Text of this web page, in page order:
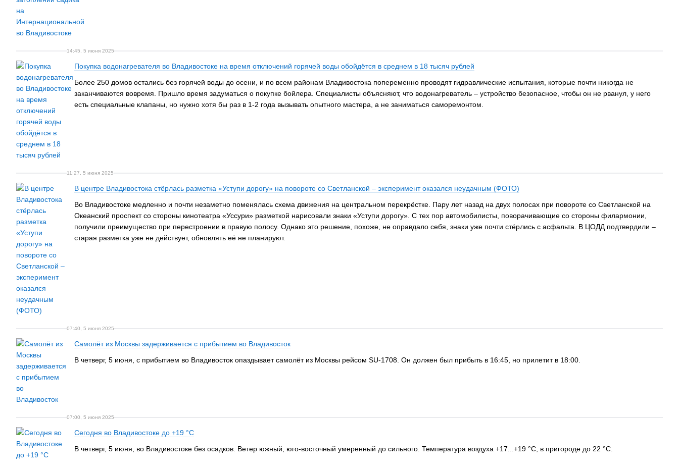
14:45, 5 июня 2025
Покупка водонагревателя во Владивостоке на время отключений горячей воды обойдётся в среднем в 18 тысяч рублей
Более 250 домов остались без горячей воды до осени, и по всем районам Владивостока попеременно проводят гидравлические испытания, которые почти никогда не
заканчиваются вовремя. Пришло время задуматься о покупке бойлера. Специалисты объясняют, что водонагреватель – устройство безопасное, чтобы он не рванул, у него
есть специальные клапаны, но нужно хотя бы раз в 1-2 года вызывать опытного мастера, а не заниматься саморемонтом.
11:27, 5 июня 2025
В центре Владивостока стёрлась разметка «Уступи дорогу» на повороте со Светланской – эксперимент оказался неудачным (ФОТО)
Во Владивостоке медленно и почти незаметно поменялась схема движения на центральном перекрёстке. Пару лет назад на двух полосах при повороте со Светланской на
Океанский проспект со стороны кинотеатра «Уссури» разметкой нарисовали знаки «Уступи дорогу». С тех пор автомобилисты, поворачивающие со стороны филармонии,
получили преимущество при перестроении в правую полосу. Однако это решение, похоже, не оправдало себя, знаки уже почти стёрлись с асфальта. В ЦОДД подтвердили –
старая разметка уже не действует, обновлять её не планируют.
07:40, 5 июня 2025
Самолёт из Москвы задерживается с прибытием во Владивосток
В четверг, 5 июня, с прибытием во Владивосток опаздывает самолёт из Москвы рейсом SU-1708. Он должен был прибыть в 16:45, но прилетит в 18:00.
07:00, 5 июня 2025
Сегодня во Владивостоке до +19 °C
В четверг, 5 июня, во Владивостоке без осадков. Ветер южный, юго-восточный умеренный до сильного. Температура воздуха +17...+19 °C, в пригороде до 22 °C.